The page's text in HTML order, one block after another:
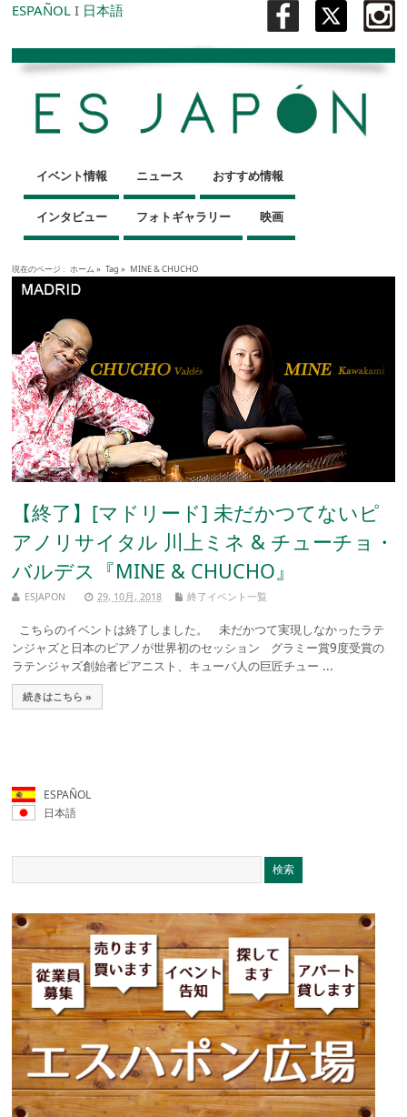
ESPAÑOL I 日本語
イベント情報 ニュース おすすめ情報
インタビュー フォトギャラリー 映画
現在のページ : ホーム » Tag » MINE & CHUCHO
【終了】[マドリード] 未だかつてないピ
アノリサイタル 川上ミネ & チューチョ・
バルデス『MINE & CHUCHO』
ESJAPON 29, 10月, 2018 終了イベント一覧
こちらのイベントは終了しました。 未だかつて実現しなかったラテ
ンジャズと日本のピアノが世界初のセッション グラミー賞9度受賞の
ラテンジャズ創始者ピアニスト、キューバ人の巨匠チュー ...
続きはこちら »
ESPAÑOL
日本語